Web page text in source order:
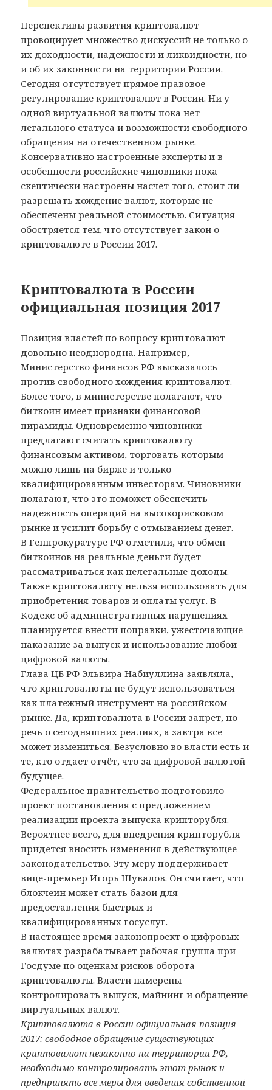
Перспективы развития криптовалют
провоцирует множество дискуссий не только о
их доходности, надежности и ликвидности, но
и об их законности на территории России.
Сегодня отсутствует прямое правовое
регулирование криптовалют в России. Ни у
одной виртуальной валюты пока нет
легального статуса и возможности свободного
обращения на отечественном рынке.
Консервативно настроенные эксперты и в
особенности российские чиновники пока
скептически настроены насчет того, стоит ли
разрешать хождение валют, которые не
обеспечены реальной стоимостью. Ситуация
обостряется тем, что отсутствует закон о
криптовалюте в России 2017.
Криптовалюта в России
официальная позиция 2017
Позиция властей по вопросу криптовалют
довольно неоднородна. Например,
Министерство финансов РФ высказалось
против свободного хождения криптовалют.
Более того, в министерстве полагают, что
биткоин имеет признаки финансовой
пирамиды. Одновременно чиновники
предлагают считать криптовалюту
финансовым активом, торговать которым
можно лишь на бирже и только
квалифицированным инвесторам. Чиновники
полагают, что это поможет обеспечить
надежность операций на высокорисковом
рынке и усилит борьбу с отмыванием денег.
В Генпрокуратуре РФ отметили, что обмен
биткоинов на реальные деньги будет
рассматриваться как нелегальные доходы.
Также криптовалюту нельзя использовать для
приобретения товаров и оплаты услуг. В
Кодекс об административных нарушениях
планируется внести поправки, ужесточающие
наказание за выпуск и использование любой
цифровой валюты.
Глава ЦБ РФ Эльвира Набиуллина заявляла,
что криптовалюты не будут использоваться
как платежный инструмент на российском
рынке. Да, криптовалюта в России запрет, но
речь о сегодняшних реалиях, а завтра все
может измениться. Безусловно во власти есть и
те, кто отдает отчёт, что за цифровой валютой
будущее.
Федеральное правительство подготовило
проект постановления с предложением
реализации проекта выпуска крипторубля.
Вероятнее всего, для внедрения крипторубля
придется вносить изменения в действующее
законодательство. Эту меру поддерживает
вице-премьер Игорь Шувалов. Он считает, что
блокчейн может стать базой для
предоставления быстрых и
квалифицированных госуслуг.
В настоящее время законопроект о цифровых
валютах разрабатывает рабочая группа при
Госдуме по оценкам рисков оборота
криптовалюты. Власти намерены
контролировать выпуск, майнинг и обращение
виртуальных валют.
Криптовалюта в России официальная позиция
2017: свободное обращение существующих
криптовалют незаконно на территории РФ,
необходимо контролировать этот рынок и
предпринять все меры для введения собственной